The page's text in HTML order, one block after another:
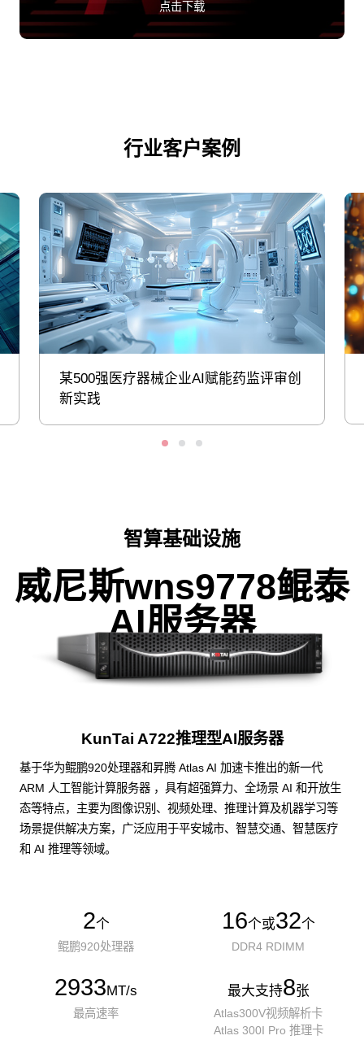
点击下载
行业客户案例
某500强医疗器械企业AI赋能药监评审创
新实践
智算基础设施
威尼斯wns9778鲲泰
AI服务器
KunTai A722推理型AI服务器
基于华为鲲鹏920处理器和昇腾 Atlas AI 加速卡推出的新一代
ARM 人工智能计算服务器 ，具有超强算力、全场景 AI 和开放生
态等特点，主要为图像识别、视频处理、推理计算及机器学习等
场景提供解决方案，广泛应用于平安城市、智慧交通、智慧医疗
和 AI 推理等领域。
2个
鲲鹏920处理器
16个或32个
DDR4 RDIMM
2933MT/s
最高速率
最大支持8张
Atlas300V视频解析卡
Atlas 300I Pro 推理卡